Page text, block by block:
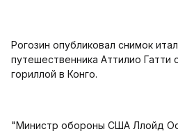
Рогозин опубликовал снимок
путешественника Аттилио Гатти
гориллой в Конго.
"Министр обороны США Ллойд